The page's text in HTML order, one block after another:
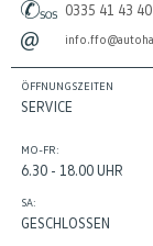
0335 41 43 40
ÖFFNUNGSZEITEN
SERVICE
MO-FR:
6.30 - 18.00 UHR
SA:
GESCHLOSSEN